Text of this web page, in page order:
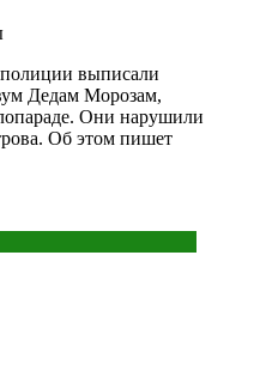
выписали
Дедам Морозам,
Они нарушили
Об этом пишет